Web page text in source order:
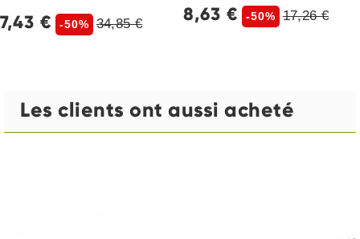
€ -50% 34,85 € 8,63 € -50% 17,26 €
Les clients ont aussi acheté